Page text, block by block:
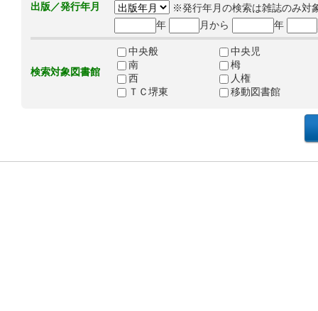
出版／発行年月
※発行年月の検索は雑誌のみ対
年
月から 年
検索対象図書館
中央般
中央児
南
栂
西
人権
ＴＣ堺東
移動図書館